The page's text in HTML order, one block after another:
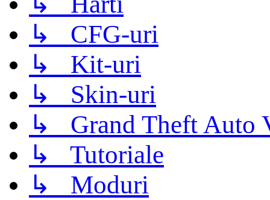
↳ CFG-uri
↳ Kit-uri
↳ Skin-uri
↳ Grand Theft Auto
↳ Tutoriale
↳ Moduri